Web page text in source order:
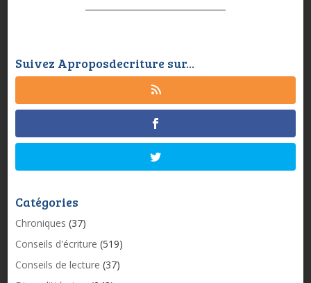
Suivez Aproposdecriture sur...
Catégories
Chroniques (37)
Conseils d'écriture (519)
Conseils de lecture (37)